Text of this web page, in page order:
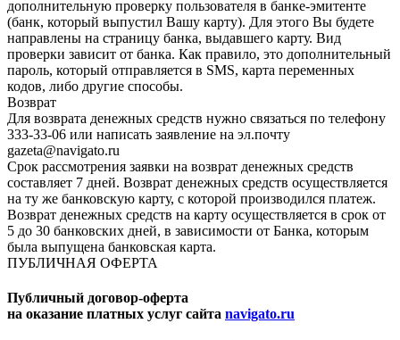
дополнительную проверку пользователя в банке-эмитенте
(банк, который выпустил Вашу карту). Для этого Вы будете
направлены на страницу банка, выдавшего карту. Вид
проверки зависит от банка. Как правило, это дополнительный
пароль, который отправляется в SMS, карта переменных
кодов, либо другие способы.
Возврат
Для возврата денежных средств нужно связаться по телефону
333-33-06 или написать заявление на эл.почту
gazeta@navigato.ru
Срок рассмотрения заявки на возврат денежных средств
составляет 7 дней. Возврат денежных средств осуществляется
на ту же банковскую карту, с которой производился платеж.
Возврат денежных средств на карту осуществляется в срок от
5 до 30 банковских дней, в зависимости от Банка, которым
была выпущена банковская карта.
ПУБЛИЧНАЯ ОФЕРТА
Публичный договор-оферта
на оказание платных услуг сайта navigato.ru